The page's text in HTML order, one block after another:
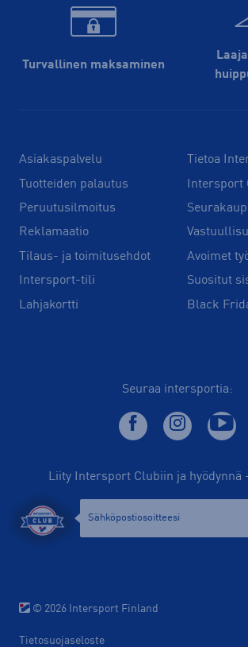
Turvallinen maksaminen
Asiakaspalvelu
Tuotteiden palautus
Peruutusilmoitus
Reklamaatio
Tilaus- ja toimitusehdot
Intersport-tili
Lahjakortti
Tietoa
Intersport
Avoimet
Suositut
Black
Seuraa intersportia:
Liity Intersport Clubiin ja hyödynnä
© 2026 Intersport Finland
Tietosuojaseloste